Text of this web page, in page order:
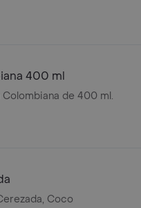
400 ml
Colombiana de 400 ml.
Coco